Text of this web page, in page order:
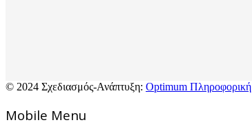
© 2024 Σχεδιασμός-Ανάπτυξη: Optimum Πληροφορική
Mοbile Menu